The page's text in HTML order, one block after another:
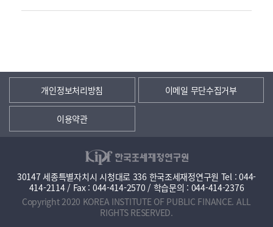
개인정보처리방침 이메일 무단수집거부
이용약관
30147 세종특별자치시 시청대로 336 한국조세재정연구원 Tel : 044-
414-2114 / Fax : 044-414-2570 / 학습문의 : 044-414-2376
Copyright 2020 KOREA INSTITUTE OF PUBLIC FINANCE. ALL
RIGHTS RESERVED.